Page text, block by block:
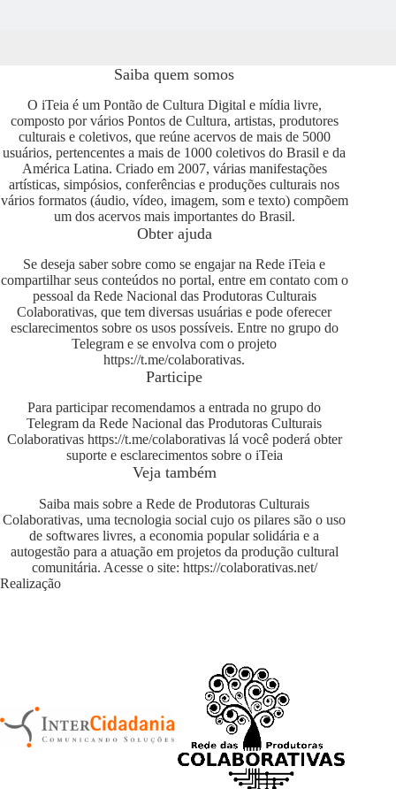
Saiba quem somos
O iTeia é um Pontão de Cultura Digital e mídia livre,
composto por vários Pontos de Cultura, artistas, produtores
culturais e coletivos, que reúne acervos de mais de 5000
usuários, pertencentes a mais de 1000 coletivos do Brasil e da
América Latina. Criado em 2007, várias manifestações
artísticas, simpósios, conferências e produções culturais nos
vários formatos (áudio, vídeo, imagem, som e texto) compõem
um dos acervos mais importantes do Brasil.
Obter ajuda
Se deseja saber sobre como se engajar na Rede iTeia e
compartilhar seus conteúdos no portal, entre em contato com o
pessoal da Rede Nacional das Produtoras Culturais
Colaborativas, que tem diversas usuárias e pode oferecer
esclarecimentos sobre os usos possíveis. Entre no grupo do
Telegram e se envolva com o projeto
https://t.me/colaborativas.
Participe
Para participar recomendamos a entrada no grupo do
Telegram da Rede Nacional das Produtoras Culturais
Colaborativas https://t.me/colaborativaslá você poderá obter
suporte e esclarecimentos sobre o iTeia
Veja também
Saiba mais sobre a Rede de Produtoras Culturais
Colaborativas, uma tecnologia social cujo os pilares são o uso
de softwares livres, a economia popular solidária e a
autogestão para a atuação em projetos da produção cultural
comunitária. Acesse o site: https://colaborativas.net/
Realização